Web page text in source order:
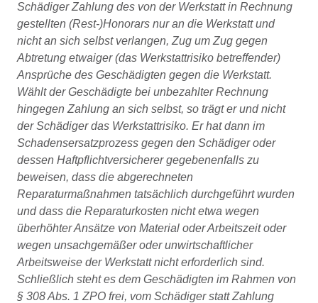
Schädiger Zahlung des von der Werkstatt in Rechnung
gestellten (Rest-)Honorars nur an die Werkstatt und
nicht an sich selbst verlangen, Zug um Zug gegen
Abtretung etwaiger (das Werkstattrisiko betreffender)
Ansprüche des Geschädigten gegen die Werkstatt.
Wählt der Geschädigte bei unbezahlter Rechnung
hingegen Zahlung an sich selbst, so trägt er und nicht
der Schädiger das Werkstattrisiko. Er hat dann im
Schadensersatzprozess gegen den Schädiger oder
dessen Haftpflichtversicherer gegebenenfalls zu
beweisen, dass die abgerechneten
Reparaturmaßnahmen tatsächlich durchgeführt wurden
und dass die Reparaturkosten nicht etwa wegen
überhöhter Ansätze von Material oder Arbeitszeit oder
wegen unsachgemäßer oder unwirtschaftlicher
Arbeitsweise der Werkstatt nicht erforderlich sind.
Schließlich steht es dem Geschädigten im Rahmen von
§ 308 Abs. 1 ZPO frei, vom Schädiger statt Zahlung